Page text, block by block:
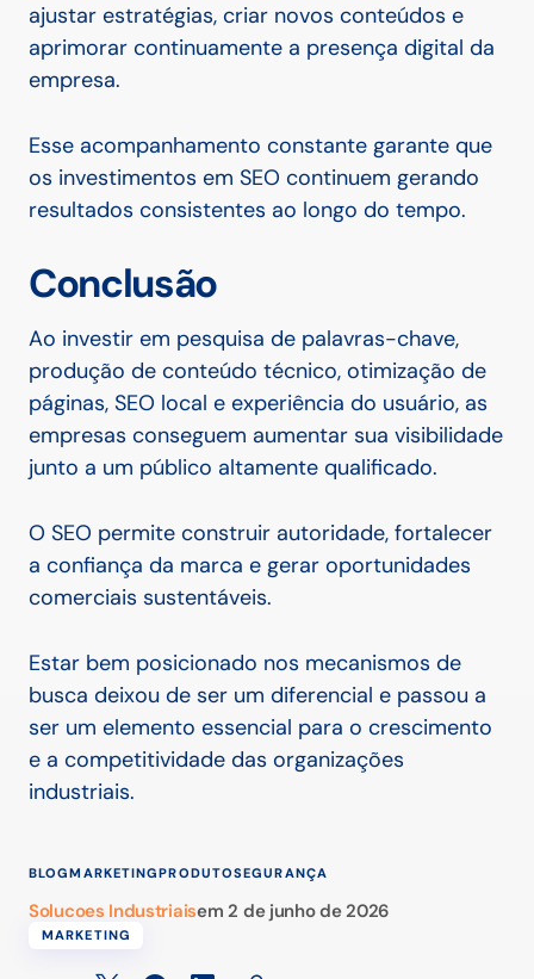
ajustar estratégias, criar novos conteúdos e
aprimorar continuamente a presença digital da
empresa.
Esse acompanhamento constante garante que
os investimentos em SEO continuem gerando
resultados consistentes ao longo do tempo.
Conclusão
Ao investir em pesquisa de palavras-chave,
produção de conteúdo técnico, otimização de
páginas, SEO local e experiência do usuário, as
empresas conseguem aumentar sua visibilidade
junto a um público altamente qualificado.
O SEO permite construir autoridade, fortalecer
a confiança da marca e gerar oportunidades
comerciais sustentáveis.
Estar bem posicionado nos mecanismos de
busca deixou de ser um diferencial e passou a
ser um elemento essencial para o crescimento
e a competitividade das organizações
industriais.
BLOGMARKETINGPRODUTOSEGURANÇA
Solucoes Industriaisem 2 de junho de 2026
MARKETING